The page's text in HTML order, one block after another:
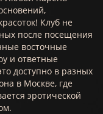
Клуб не
после посещения
восточные
и ответные
доступно в разных
в Москве, где
эротической